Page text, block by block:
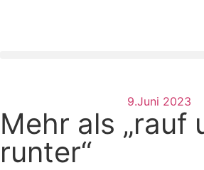
9.Juni 2023
Mehr als „rauf
runter“